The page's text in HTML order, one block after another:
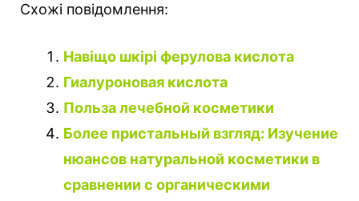
Схожі повідомлення:
Навіщо шкірі ферулова кислота
Гиалуроновая кислота
Польза лечебной косметики
Более пристальный взгляд: Изучение
нюансов натуральной косметики в
сравнении с органическими